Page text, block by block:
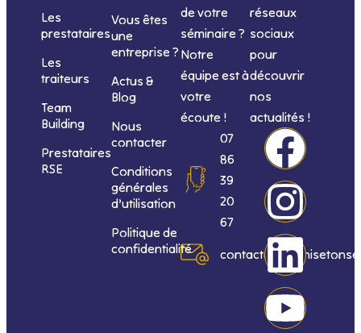
Les
prestataires
Les
traiteurs
Team
Building
Prestataires
RSE
Vous êtes
une
entreprise ?
Actus &
Blog
Nous
contacter
Conditions
générales
d’utilisation
Politique de
confidentialité
de votre
séminaire ?
Notre
équipe est à
votre
écoute !
07
86
39
20
67
réseaux
sociaux
pour
découvrir
nos
actualités !
F
a
c
e
b
I
n
s
t
a
L
i
n
k
e
Y
o
u
t
u